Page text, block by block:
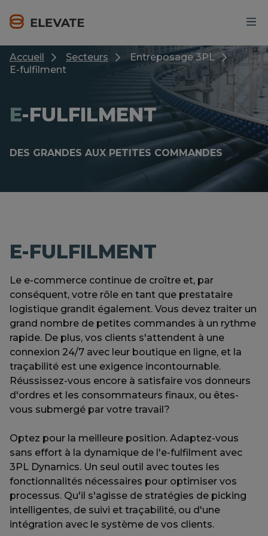
to
main
Accueil
Secteurs
Entreposage 3PL
E-fulfilment
E-FULFILMENT
DES GRANDES AUX PETITES COMMANDES
E-FULFILMENT
Le e-commerce continue de croître et, par
conséquent, votre rôle en tant que prestataire
logistique grandit également. Vous devez traiter un
grand nombre de petites commandes à un rythme
rapide. De plus, vos clients s'attendent à une
connexion 24/7 avec leur boutique en ligne, et la
traçabilité est une exigence incontournable.
Réussissez-vous encore à satisfaire vos donneurs
d'ordres et les consommateurs finaux, ou êtes-
vous submergé par votre travail?
Optez pour la meilleure position. Adaptez-vous
sans effort à la dynamique de l'e-fulfilment avec
3PL Dynamics. Un seul outil avec toutes les
fonctionnalités nécessaires pour optimiser vos
processus. Qu'il s'agisse de stratégies de picking
intelligentes, de suivi et traçabilité, ou d'une
intégration avec le système de vos clients.